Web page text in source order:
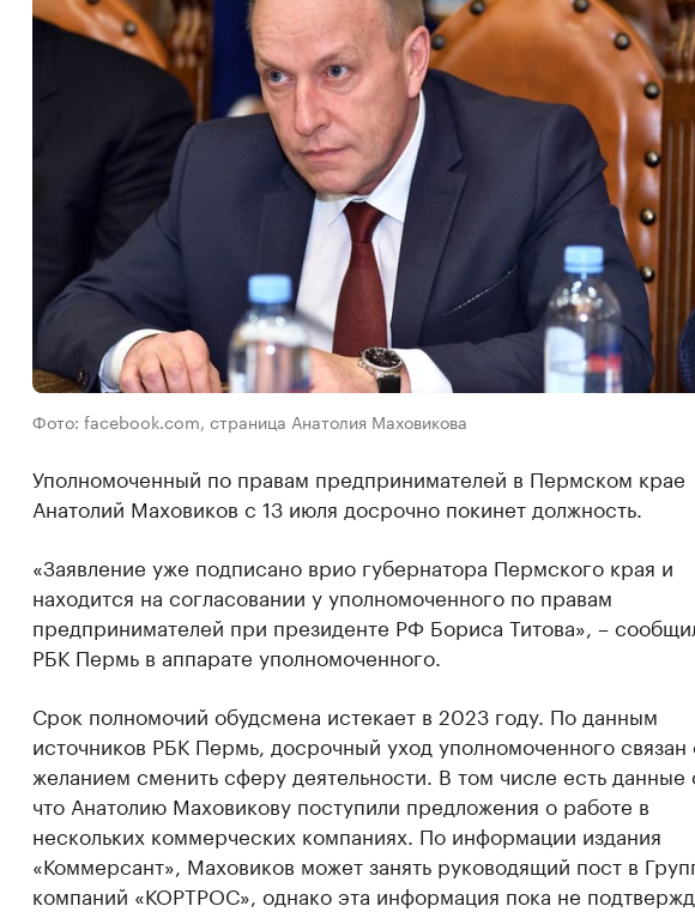
Фото: facebook.com, страница Анатолия Маховикова
Уполномоченный по правам предпринимателей в Пермском крае
Анатолий Маховиков с 13 июля досрочно покинет должность.
«Заявление уже подписано врио губернатора Пермского края и
находится на согласовании у уполномоченного по правам
предпринимателей при президенте РФ Бориса Титова», –
РБК Пермь в аппарате уполномоченного.
Срок полномочий обудсмена истекает в 2023 году. По данным
источников РБК Пермь, досрочный уход уполномоченного связан
желанием сменить сферу деятельности. В том числе есть данные
что Анатолию Маховикову поступили предложения о работе в
нескольких коммерческих компаниях. По информации издания
«Коммерсант», Маховиков может занять руководящий пост в
компаний «КОРТРОС», однако эта информация пока не